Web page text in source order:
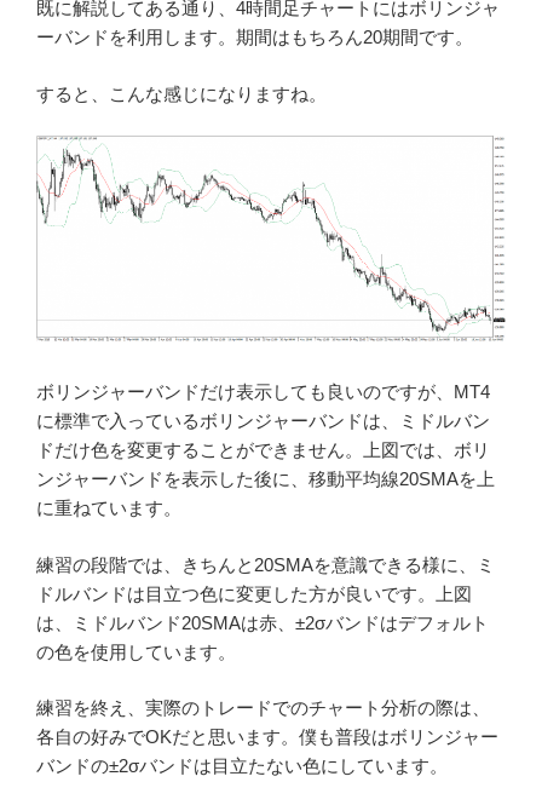
既に解説してある通り、4時間足チャートにはボリンジャ
ーバンドを利用します。期間はもちろん20期間です。
すると、こんな感じになりますね。
ボリンジャーバンドだけ表示しても良いのですが、MT4
に標準で入っているボリンジャーバンドは、ミドルバン
ドだけ色を変更することができません。上図では、ボリ
ンジャーバンドを表示した後に、移動平均線20SMAを上
に重ねています。
練習の段階では、きちんと20SMAを意識できる様に、ミ
ドルバンドは目立つ色に変更した方が良いです。上図
は、ミドルバンド20SMAは赤、±2σバンドはデフォルト
の色を使用しています。
練習を終え、実際のトレードでのチャート分析の際は、
各自の好みでOKだと思います。僕も普段はボリンジャー
バンドの±2σバンドは目立たない色にしています。